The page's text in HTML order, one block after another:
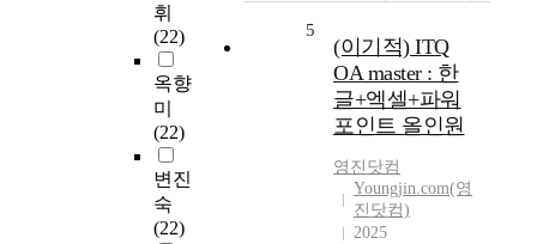
휘
(22)
옥향
미
(22)
변진
숙
(22)
5
(이기적) ITQ
OA master : 한
글+엑셀+파워
포인트 올인원
영진닷컴
Youngjin.com(영
진닷컴)
2025